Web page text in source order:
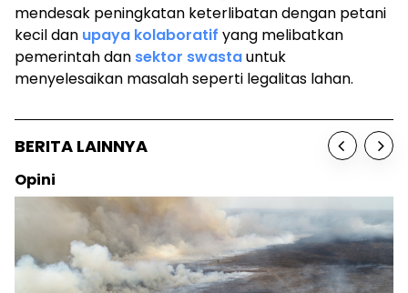
mendesak peningkatan keterlibatan dengan petani
kecil dan upaya kolaboratif yang melibatkan
pemerintah dan sektor swastauntuk
menyelesaikan masalah seperti legalitas lahan.
BERITA LAINNYA
Opini